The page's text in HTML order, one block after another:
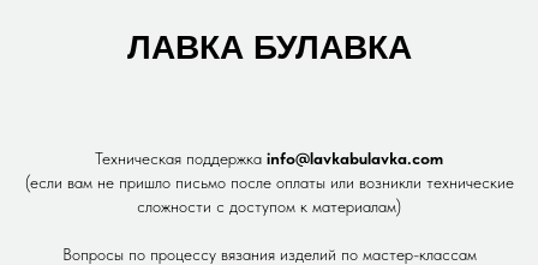
ЛАВКА БУЛАВКА
Техническая поддержка info@lavkabulavka.com
(если вам не пришло письмо после оплаты или возникли технические
сложности с доступом к материалам)
Вопросы по процессу вязания изделий по мастер-классам